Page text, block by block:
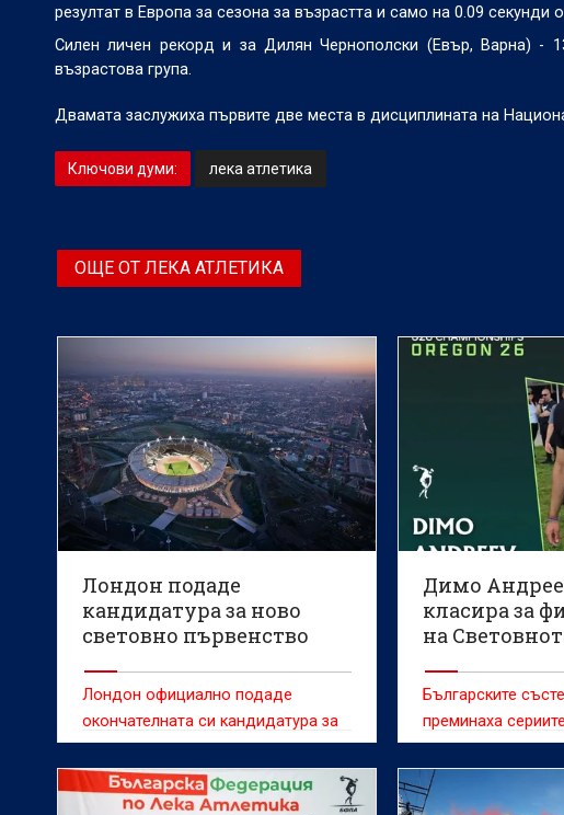
резултат в Европа за сезона за възрастта и само на 0.09
Силен личен рекорд и за Дилян Чернополски (Евър, Варна) -
възрастова група.
Двамата заслужиха първите две места в дисциплината на
Ключови думи: лека атлетика
ОЩЕ ОТ ЛЕКА АТЛЕТИКА
Лондон подаде
кандидатура за ново
световно първенство
Лондон официално подаде
окончателната си кандидатура за
домакинство на световното
първенство по лека атлетика през
2029 година.
Димо
класира за
на
атлетика
Българските
преминаха